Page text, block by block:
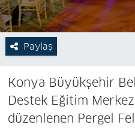
Paylaş
Konya Büyükşehir
Destek Eğitim
düzenlenen Pergel